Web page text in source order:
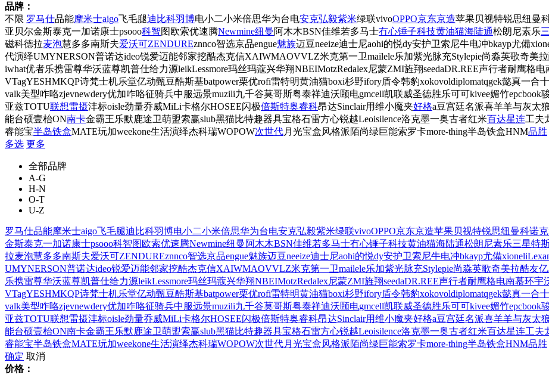
品牌：
不限 罗马仕品能摩米士aigo飞毛腿迪比科羽博电小二小米倍思华为台电安克弘毅紫米绿联vivoOPPO京东京造苹果贝视特锐思纽曼
亚 贝尔金斯泰克一加诺康士psooo科智图欧索优速腾Newmine纽曼 阿木木BSN佳维若多马士冇心锤子科技黄油猫海陆通松朗尼素乐
磁科德拉麦泡慧多多南斯夫爱沃可ZENDUREznnco智选京品engue魅族迈豆neeize迪士尼aohi的悦dy安护卫索尼牛电冲bkayp尤備
代演绎UMYNERSON普诺达ideo锐爱迈能邻家挖酷杰克信XAIWMAOVVLZ米克第一卫mailele乐加紫光脉充Stylepie尚淼英歌奇美拉
iwhat优者乐携雷尊华沃蓝尊凯普仕给力源leikLessmore玛丝玛蔻兴华翔NBEIMotzRedalex尼蒙ZMI旌翔seedaDR.REE声行者耐鹰格电
VTagYESHMKQP诗梵士机乐堂亿动甄豆酷斯基batpower栗优rofi雷特明黄油猫boxi杉野ifory盾令韩豹xokovoldiplomatqgek懿真一合十
valk美型咋咯zjevnewdery优加咋咯征骑兵中服远景muzili九千谷莫哥斯粤泰祥迪沃颐电gmcell凯联威圣德胜乐可可kivee媚竹epcbook
亚兹TOTU联想雷摄沣标oisle劲量乔威MiLi卡格尔HOSEE闪极倍斯特奥睿科昂达Sinclair用维小魔夹好格a豆宫廷名派喜羊羊与灰太
能台硕壹枱ON南卡金霸王乐默鹿途卫萌盟索赢slub黑猫比特趣器具宝格石雷方心锐越Leoisilence洛克墨一奥古者红米百达星连工夫
睿能宝半岛铁盒MATE玩加weekone生活演绎杰科瑞WOPOW次世代月光宝盒风格派陌尚绿巨能索罗卡more-thing半岛铁盒HNM品胜
多选 更多
全部品牌
A-G
H-N
O-T
U-Z
罗马仕品能摩米士aigo飞毛腿迪比科羽博电小二小米倍思华为台电安克弘毅紫米绿联vivoOPPO京东京造苹果贝视特锐思纽曼科诺克
金斯泰克一加诺康士psooo科智图欧索优速腾Newmine纽曼 阿木木BSN佳维若多马士冇心锤子科技黄油猫海陆通松朗尼素乐三星特
拉麦泡慧多多南斯夫爱沃可ZENDUREznnco智选京品engue魅族迈豆neeize迪士尼aohi的悦dy安护卫索尼牛电冲bkayp尤備xionel
UMYNERSON普诺达ideo锐爱迈能邻家挖酷杰克信XAIWMAOVVLZ米克第一卫mailele乐加紫光脉充Stylepie尚淼英歌奇美拉酷友
乐携雷尊华沃蓝尊凯普仕给力源leikLessmore玛丝玛蔻兴华翔NBEIMotzRedalex尼蒙ZMI旌翔seedaDR.REE声行者耐鹰格电南慕环宇
VTagYESHMKQP诗梵士机乐堂亿动甄豆酷斯基batpower栗优rofi雷特明黄油猫boxi杉野ifory盾令韩豹xokovoldiplomatqgek懿真一合十
valk美型咋咯zjevnewdery优加咋咯征骑兵中服远景muzili九千谷莫哥斯粤泰祥迪沃颐电gmcell凯联威圣德胜乐可可kivee媚竹epcbook
亚兹TOTU联想雷摄沣标oisle劲量乔威MiLi卡格尔HOSEE闪极倍斯特奥睿科昂达Sinclair用维小魔夹好格a豆宫廷名派喜羊羊与灰太
能台硕壹枱ON南卡金霸王乐默鹿途卫萌盟索赢slub黑猫比特趣器具宝格石雷方心锐越Leoisilence洛克墨一奥古者红米百达星连工夫
睿能宝半岛铁盒MATE玩加weekone生活演绎杰科瑞WOPOW次世代月光宝盒风格派陌尚绿巨能索罗卡more-thing半岛铁盒HNM品胜
确定 取消
价格：